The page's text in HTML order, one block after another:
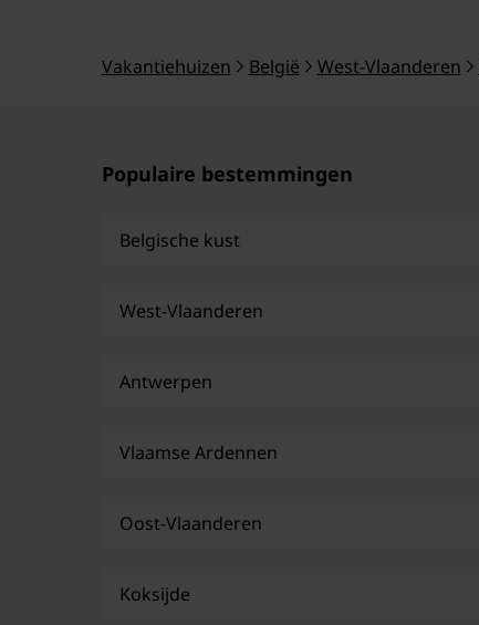
Vakantiehuizen België West-Vlaanderen
Populaire bestemmingen
Belgische kust
West-Vlaanderen
Antwerpen
Vlaamse Ardennen
Oost-Vlaanderen
Koksijde